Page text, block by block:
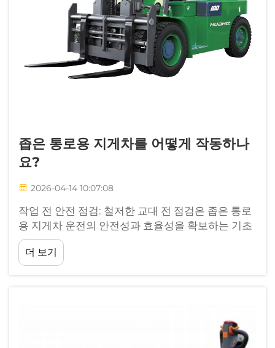
좁은 통로용 지게차를 어떻게 작동하나
요?
2026-04-14 10:07:08
작업 전 안전 점검: 철저한 교대 전 점검은 좁은 통로
용 지게차 운전의 안전성과 효율성을 확보하는 기초
가 됩니다. 창고 물류 현장 관리 분야에서 축적된 지
난 10년간의 경험을 바탕으로, 우리는 계속해서 …
더 보기